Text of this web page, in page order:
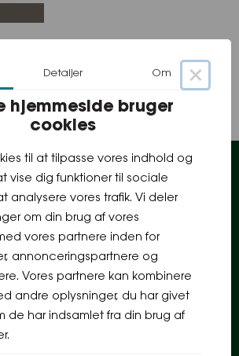
×
Detaljer Om
hjemmeside bruger
cookies
til at tilpasse vores indhold og
vise dig funktioner til sociale
analysere vores trafik. Vi deler
om din brug af vores
vores partnere inden for
annonceringspartnere og
Vores partnere kan kombinere
andre oplysninger, du har givet
de har indsamlet fra din brug af